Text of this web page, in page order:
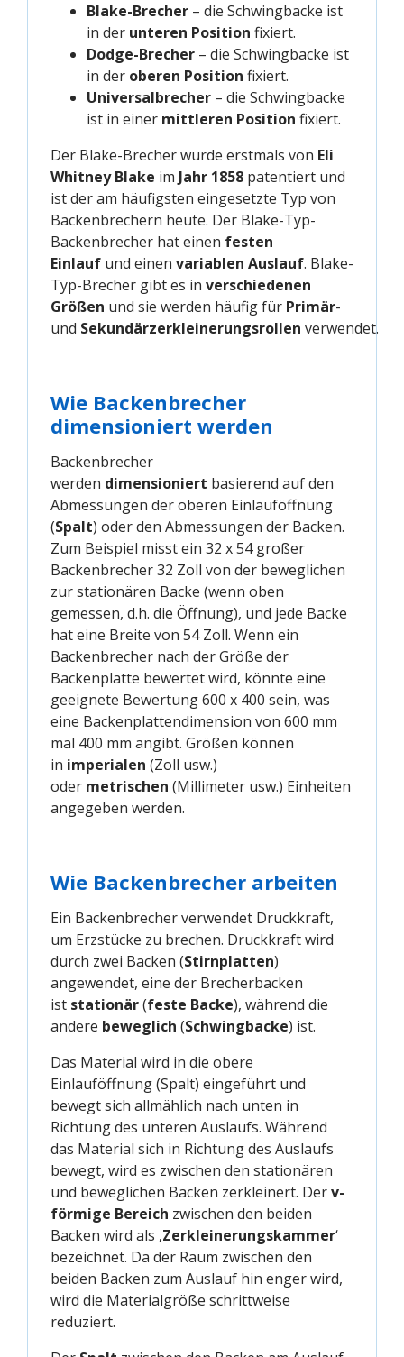
Blake-Brecher – die Schwingbacke ist
in der unteren Position fixiert.
Dodge-Brecher – die Schwingbacke ist
in der oberen Position fixiert.
Universalbrecher – die Schwingbacke
ist in einer mittleren Position fixiert.
Der Blake-Brecher wurde erstmals von Eli
Whitney Blake im Jahr 1858 patentiert und
ist der am häufigsten eingesetzte Typ von
Backenbrechern heute. Der Blake-Typ-
Backenbrecher hat einen festen
Einlauf und einen variablen Auslauf. Blake-
Typ-Brecher gibt es in verschiedenen
Größen und sie werden häufig für Primär-
und Sekundärzerkleinerungsrollen verwendet.
Wie Backenbrecher
dimensioniert werden
Backenbrecher
werden dimensioniert basierend auf den
Abmessungen der oberen Einlauföffnung
(Spalt) oder den Abmessungen der Backen.
Zum Beispiel misst ein 32 x 54 großer
Backenbrecher 32 Zoll von der beweglichen
zur stationären Backe (wenn oben
gemessen, d.h. die Öffnung), und jede Backe
hat eine Breite von 54 Zoll. Wenn ein
Backenbrecher nach der Größe der
Backenplatte bewertet wird, könnte eine
geeignete Bewertung 600 x 400 sein, was
eine Backenplattendimension von 600 mm
mal 400 mm angibt. Größen können
in imperialen (Zoll usw.)
oder metrischen (Millimeter usw.) Einheiten
angegeben werden.
Wie Backenbrecher arbeiten
Ein Backenbrecher verwendet Druckkraft,
um Erzstücke zu brechen. Druckkraft wird
durch zwei Backen (Stirnplatten)
angewendet, eine der Brecherbacken
ist stationär(feste Backe), während die
andere beweglich (Schwingbacke) ist.
Das Material wird in die obere
Einlauföffnung (Spalt) eingeführt und
bewegt sich allmählich nach unten in
Richtung des unteren Auslaufs. Während
das Material sich in Richtung des Auslaufs
bewegt, wird es zwischen den stationären
und beweglichen Backen zerkleinert. Derv-
förmige Bereich zwischen den beiden
Backen wird als ‚Zerkleinerungskammer‘
bezeichnet. Da der Raum zwischen den
beiden Backen zum Auslauf hin enger wird,
wird die Materialgröße schrittweise
reduziert.